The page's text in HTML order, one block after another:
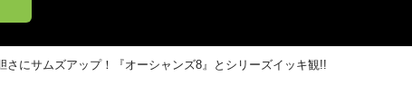
にサムズアップ！『オーシャンズ8』とシリーズイッキ観!!